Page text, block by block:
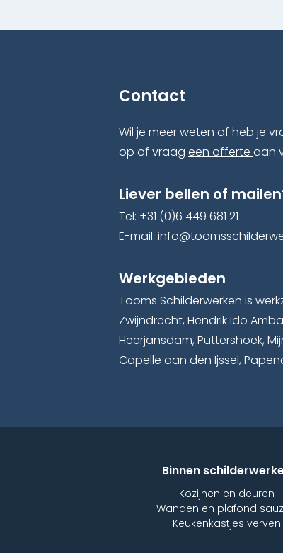
Contact
Wil je meer weten of heb je
op of vraag een offerte aan
Liever bellen of
Tel: +31 (0)6 449 681 21
E-mail:
Werkgebieden
Tooms Schilderwerken is
Zwijndrecht, Hendrik Ido
Heerjansdam, Puttershoek,
Capelle aan den Ijssel,
Binnen
Kozijnen en deuren
Wanden en plafond
Keukenkastjes verven